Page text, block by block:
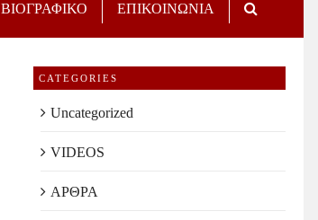
ΒΙΟΓΡΑΦΙΚΟ ΕΠΙΚΟΙΝΩΝΙΑ
CATEGORIES
Uncategorized
VIDEOS
ΑΡΘΡΑ